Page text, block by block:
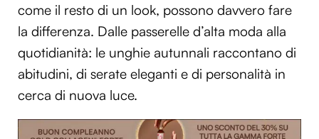
come il resto di un look, possono davvero fare
la differenza. Dalle passerelle d’alta moda alla
quotidianità: le unghie autunnali raccontano di
abitudini, di serate eleganti e di personalità in
cerca di nuova luce.